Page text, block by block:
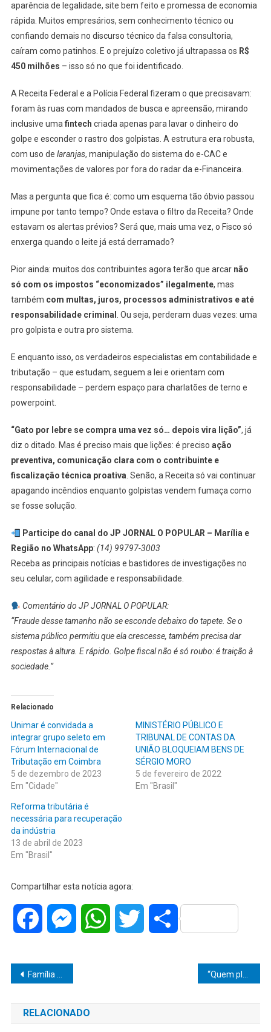
aparência de legalidade, site bem feito e promessa de economia
rápida. Muitos empresários, sem conhecimento técnico ou
confiando demais no discurso técnico da falsa consultoria,
caíram como patinhos. E o prejuízo coletivo já ultrapassa os R$
450 milhões – isso só no que foi identificado.
A Receita Federal e a Polícia Federal fizeram o que precisavam:
foram às ruas com mandados de busca e apreensão, mirando
inclusive umafintech criada apenas para lavar o dinheiro do
golpe e esconder o rastro dos golpistas. A estrutura era robusta,
com uso de laranjas, manipulação do sistema do e-CAC e
movimentações de valores por fora do radar da e-Financeira.
Mas a pergunta que fica é: como um esquema tão óbvio passou
impune por tanto tempo? Onde estava o filtro da Receita? Onde
estavam os alertas prévios? Será que, mais uma vez, o Fisco só
enxerga quando o leite já está derramado?
Pior ainda: muitos dos contribuintes agora terão que arcar não
só com os impostos “economizados” ilegalmente, mas
também com multas, juros, processos administrativos e até
responsabilidade criminal . Ou seja, perderam duas vezes: uma
pro golpista e outra pro sistema.
E enquanto isso, os verdadeiros especialistas em contabilidade e
tributação – que estudam, seguem a lei e orientam com
responsabilidade – perdem espaço para charlatões de terno e
powerpoint.
“Gato por lebre se compra uma vez só… depois vira lição”, já
diz o ditado. Mas é preciso mais que lições: é preciso ação
preventiva, comunicação clara com o contribuinte e
fiscalização técnica proativa. Senão, a Receita só vai continuar
apagando incêndios enquanto golpistas vendem fumaça como
se fosse solução.
Participe do canal do JP JORNAL O POPULAR – Marília e
Região no WhatsApp: (14) 99797-3003
Receba as principais notícias e bastidores de investigações no
seu celular, com agilidade e responsabilidade.
Comentário do JP JORNAL O POPULAR:
“Fraude desse tamanho não se esconde debaixo do tapete. Se o
sistema público permitiu que ela crescesse, também precisa dar
respostas à altura. E rápido. Golpe fiscal não é só roubo: é traição à
sociedade.”
Relacionado
Unimar é convidada a
integrar grupo seleto em
Fórum Internacional de
Tributação em Coimbra
5 de dezembro de 2023
Em "Cidade"
MINISTÉRIO PÚBLICO E
TRIBUNAL DE CONTAS DA
UNIÃO BLOQUEIAM BENS DE
SÉRGIO MORO
5 de fevereiro de 2022
Em "Brasil"
Reforma tributária é
necessária para recuperação
da indústria
13 de abril de 2023
Em "Brasil"
Compartilhar esta notícia agora:
Facebook MessengerWhatsAppTwitter Share
Navegação
de
Post
Família é sequestrada em Ubirajara e abandonada em canavial após roubo de R$ 100 mil em joias “Quem planta corrupção, colhe cadeia”: Alexandre de Moraes manda prender ex-presidente Fernando Collor
RELACIONADO